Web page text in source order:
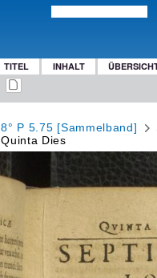
TITEL INHALT
8° P 5.75 [Sammelband]
Quinta Dies